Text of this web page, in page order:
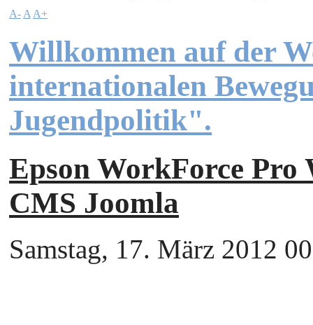
A- A A+
Willkommen auf der
internationalen
Jugendpolitik".
Epson WorkForce Pro
CMS Joomla
Samstag, 17. März 2012